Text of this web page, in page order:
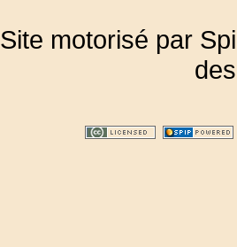
Site motorisé par